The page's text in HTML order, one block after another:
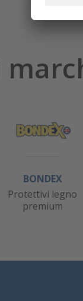
BONDEX
Protettivi legno
premium